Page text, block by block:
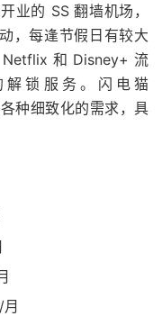
业的 SS 翻墙机场，
，每逢节假日有较大
Netflix 和 Disney+ 流
锁服务。闪电猫
种细致化的需求，具